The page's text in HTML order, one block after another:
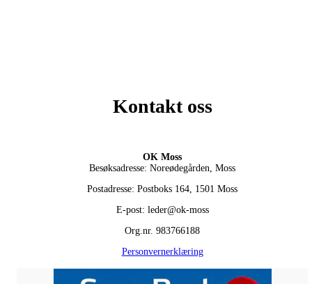
Kontakt oss
OK Moss
Besøksadresse: Noreødegården, Moss
Postadresse: Postboks 164, 1501 Moss
E-post: leder@ok-moss
Org.nr. 983766188
Personvernerklæring